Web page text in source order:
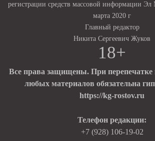
регистрации средств массовой информации
марта 2020 г
Главный редактор
Никита Сергеевич Жуков
18+
Все права защищены. При перепечатке
любых материалов обязательна
https://kg-rostov.ru
Телефон редакции:
+7 (928) 106-19-02